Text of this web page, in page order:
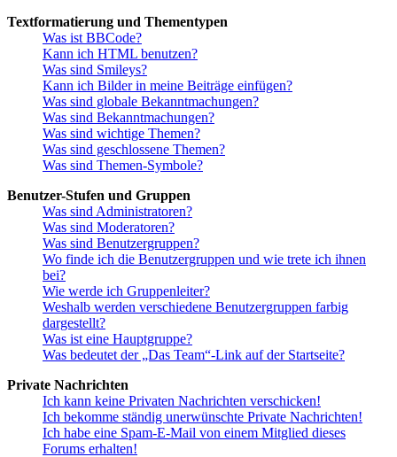
Textformatierung und Thementypen
Was ist BBCode?
Kann ich HTML benutzen?
Was sind Smileys?
Kann ich Bilder in meine Beiträge einfügen?
Was sind globale Bekanntmachungen?
Was sind Bekanntmachungen?
Was sind wichtige Themen?
Was sind geschlossene Themen?
Was sind Themen-Symbole?
Benutzer-Stufen und Gruppen
Was sind Administratoren?
Was sind Moderatoren?
Was sind Benutzergruppen?
Wo finde ich die Benutzergruppen und wie trete ich ihnen
bei?
Wie werde ich Gruppenleiter?
Weshalb werden verschiedene Benutzergruppen farbig
dargestellt?
Was ist eine Hauptgruppe?
Was bedeutet der „Das Team“-Link auf der Startseite?
Private Nachrichten
Ich kann keine Privaten Nachrichten verschicken!
Ich bekomme ständig unerwünschte Private Nachrichten!
Ich habe eine Spam-E-Mail von einem Mitglied dieses
Forums erhalten!